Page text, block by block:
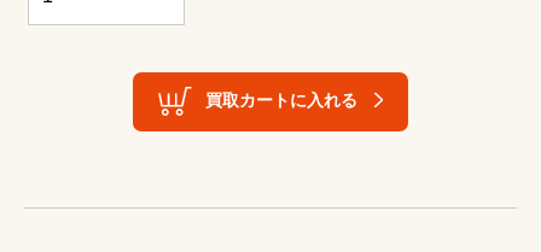
買取カートに入れる